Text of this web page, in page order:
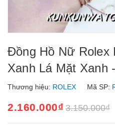
Đồng Hồ Nữ Rolex
Xanh Lá Mặt Xanh
Thương hiệu: ROLEX Mã SP:
2.160.000₫ 3.150.000₫